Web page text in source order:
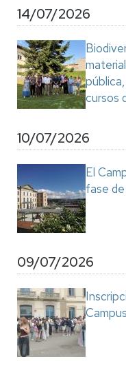
14/07/2026
cursos
10/07/2026
El
fase
09/07/2026